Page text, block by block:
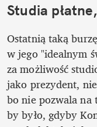
Studia
Ostatnią taką
w jego "idealnym
za możliwość
jako prezydent,
bo nie pozwala na
by było, gdyby